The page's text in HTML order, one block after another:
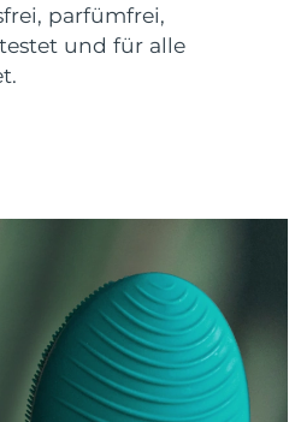
parfümfrei,
und für alle